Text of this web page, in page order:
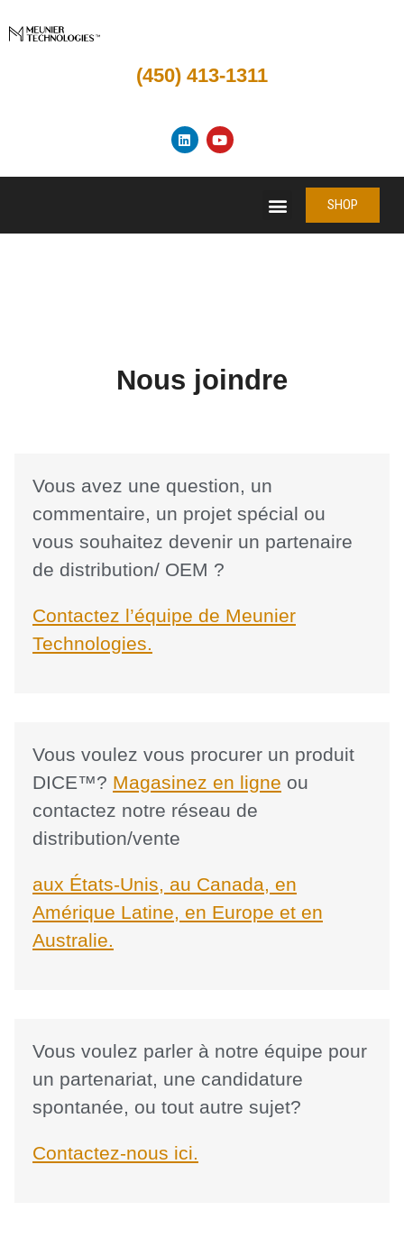
(450) 413-1311
SHOP
Nous joindre
Vous avez une question, un
commentaire, un projet spécial ou
vous souhaitez devenir un partenaire
de distribution/ OEM ?
Contactez l’équipe de Meunier
Technologies.
Vous voulez vous procurer un produit
DICE™? Magasinez en ligne ou
contactez notre réseau de
distribution/vente
aux États-Unis, au Canada, en
Amérique Latine, en Europe et en
Australie.
Vous voulez parler à notre équipe pour
un partenariat, une candidature
spontanée, ou tout autre sujet?
Contactez-nous ici.